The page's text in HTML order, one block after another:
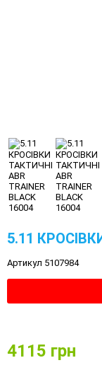
5.11
Артикул 5107984
4115 грн